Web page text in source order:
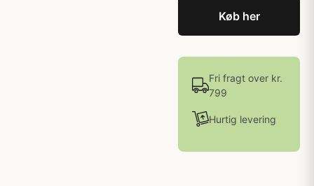
Køb her
Fri fragt over kr.
799
Hurtig levering